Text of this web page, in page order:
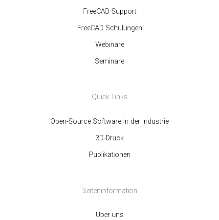
FreeCAD Support
FreeCAD Schulungen
Webinare
Seminare
Quick Links
Open-Source Software in der Industrie
3D-Druck
Publikationen
Seiteninformation
Über uns